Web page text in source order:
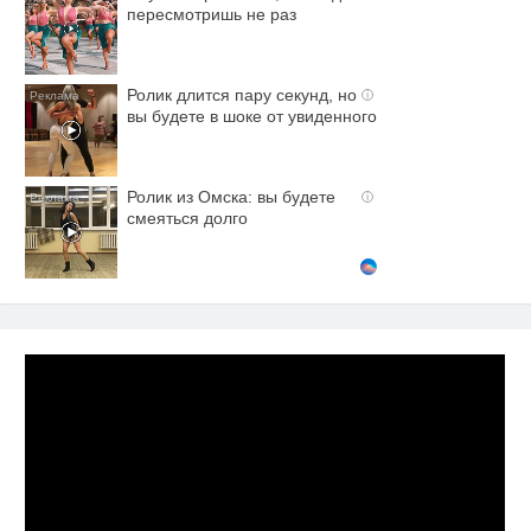
пересмотришь не раз
i
Ролик длится пару секунд, но
вы будете в шоке от увиденного
i
Ролик из Омска: вы будете
смеяться долго